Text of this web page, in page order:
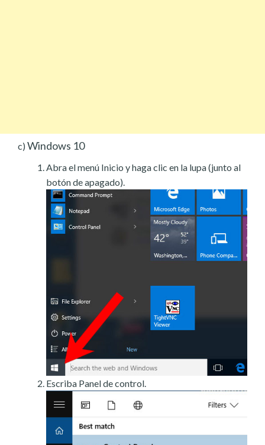
c) Windows 10
Abra el menú Inicio y haga clic en la lupa (junto al
botón de apagado).
Escriba Panel de control.